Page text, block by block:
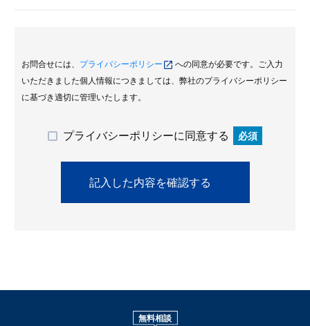
お問合せには、 プライバシーポリシー
への同意が必要です。ご入力
いただきました個人情報につきましては、弊社のプライバシーポリシー
に基づき適切に管理いたします。
プライバシーポリシーに同意する 必須
無料相談